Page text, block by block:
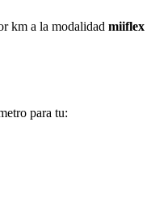
km a la modalidad miiflex
para tu: